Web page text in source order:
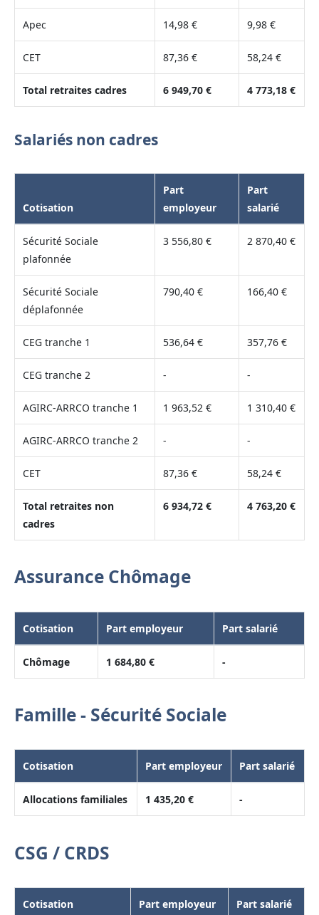
Apec 14,98 € 9,98 €
CET 87,36 € 58,24 €
Total retraites cadres 6 949,70 € 4 773,18 €
Salariés non cadres
Cotisation
Part
employeur
Part
salarié
Sécurité Sociale
plafonnée
3 556,80 € 2 870,40 €
Sécurité Sociale
déplafonnée
790,40 € 166,40 €
CEG tranche 1 536,64 € 357,76 €
CEG tranche 2 - -
AGIRC-ARRCO tranche 1 1 963,52 € 1 310,40 €
AGIRC-ARRCO tranche 2 - -
CET 87,36 € 58,24 €
Total retraites non
cadres
6 934,72 € 4 763,20 €
Assurance Chômage
Cotisation Part employeur Part salarié
Chômage 1 684,80 € -
Famille - Sécurité Sociale
Cotisation Part employeur Part salarié
Allocations familiales 1 435,20 € -
CSG / CRDS
Cotisation Part employeur Part salarié